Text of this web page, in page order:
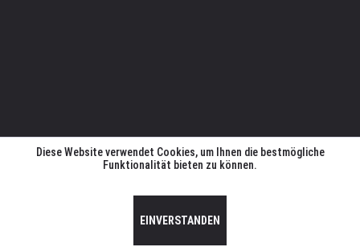
Diese Website verwendet Cookies, um Ihnen die bestmögliche
Funktionalität bieten zu können.
EINVERSTANDEN